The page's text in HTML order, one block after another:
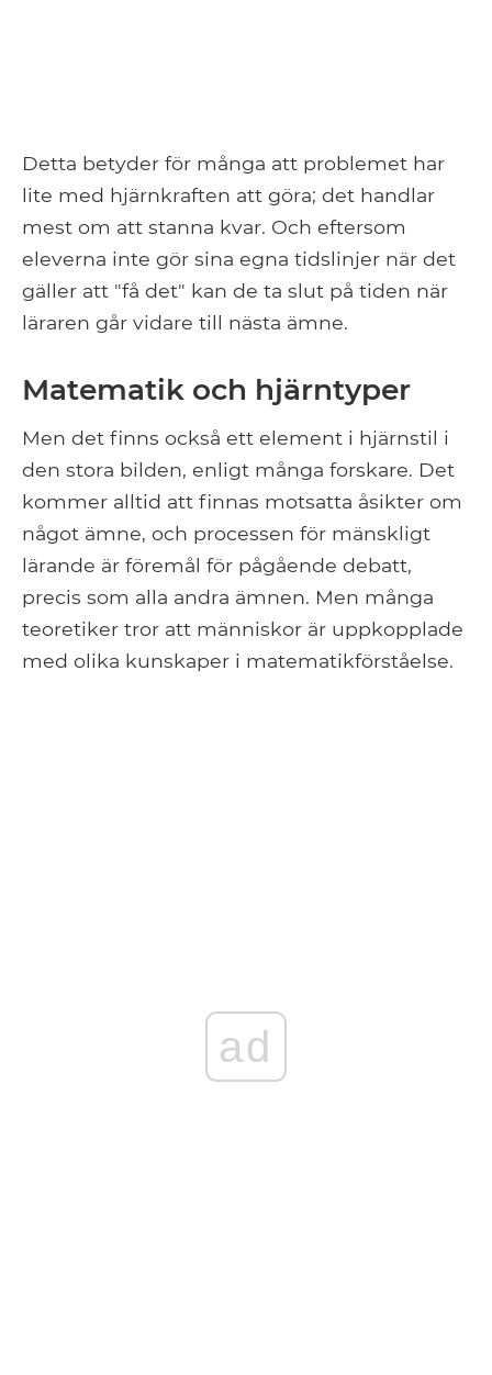
Detta betyder för många att problemet har
lite med hjärnkraften att göra; det handlar
mest om att stanna kvar. Och eftersom
eleverna inte gör sina egna tidslinjer när det
gäller att "få det" kan de ta slut på tiden när
läraren går vidare till nästa ämne.
Matematik och hjärntyper
Men det finns också ett element i hjärnstil i
den stora bilden, enligt många forskare. Det
kommer alltid att finnas motsatta åsikter om
något ämne, och processen för mänskligt
lärande är föremål för pågående debatt,
precis som alla andra ämnen. Men många
teoretiker tror att människor är uppkopplade
med olika kunskaper i matematikförståelse.
ad